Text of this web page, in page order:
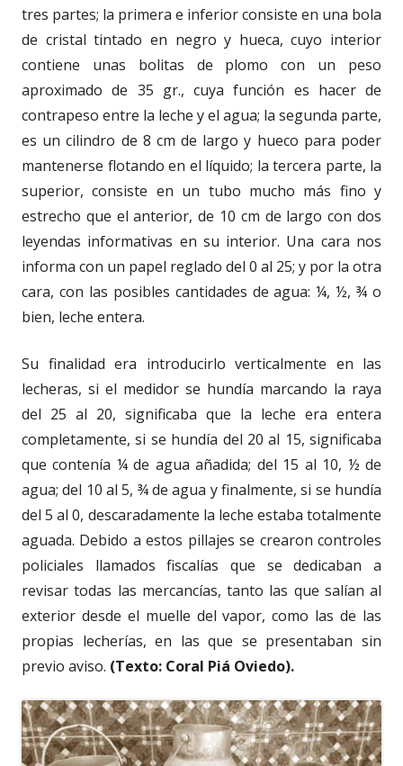
tres partes; la primera e inferior consiste en una bola
de cristal tintado en negro y hueca, cuyo interior
contiene unas bolitas de plomo con un peso
aproximado de 35 gr., cuya función es hacer de
contrapeso entre la leche y el agua; la segunda parte,
es un cilindro de 8 cm de largo y hueco para poder
mantenerse flotando en el líquido; la tercera parte, la
superior, consiste en un tubo mucho más fino y
estrecho que el anterior, de 10 cm de largo con dos
leyendas informativas en su interior. Una cara nos
informa con un papel reglado del 0 al 25; y por la otra
cara, con las posibles cantidades de agua: ¼, ½, ¾ o
bien, leche entera.
Su finalidad era introducirlo verticalmente en las
lecheras, si el medidor se hundía marcando la raya
del 25 al 20, significaba que la leche era entera
completamente, si se hundía del 20 al 15, significaba
que contenía ¼ de agua añadida; del 15 al 10, ½ de
agua; del 10 al 5, ¾ de agua y finalmente, si se hundía
del 5 al 0, descaradamente la leche estaba totalmente
aguada. Debido a estos pillajes se crearon controles
policiales llamados fiscalías que se dedicaban a
revisar todas las mercancías, tanto las que salían al
exterior desde el muelle del vapor, como las de las
propias lecherías, en las que se presentaban sin
previo aviso. (Texto: Coral Piá Oviedo).